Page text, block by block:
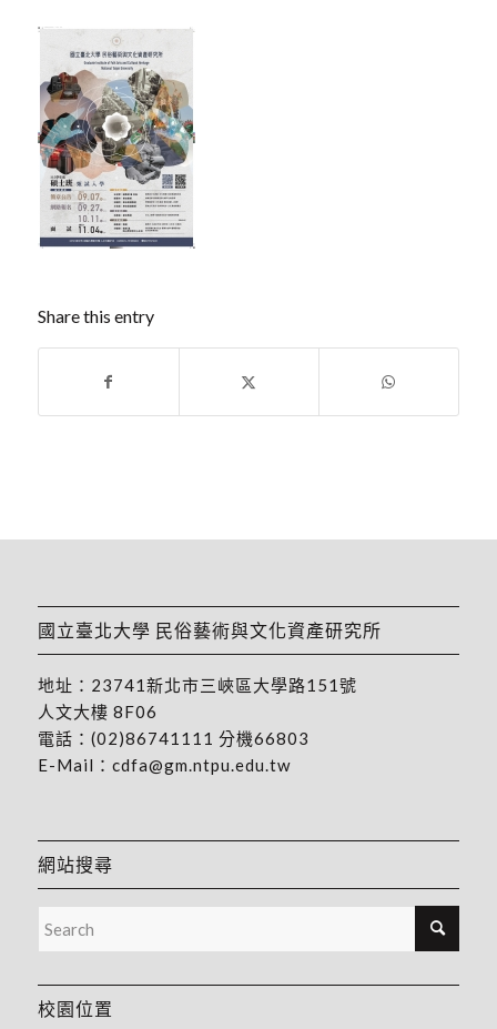
Share this entry
國立臺北大學 民俗藝術與文化資產研究所
地址： 23741新北市三峽區大學路151號
人文大樓 8F06
電話： (02)86741111 分機66803
E-Mail： cdfa@gm.ntpu.edu.tw
網站搜尋
校園位置